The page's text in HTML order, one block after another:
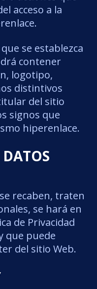
acceso a la
se establezca
contener
logotipo,
distintivos
del sitio
signos que
hiperenlace.
recaben, traten
se hará en
de Privacidad
que puede
del sitio Web.